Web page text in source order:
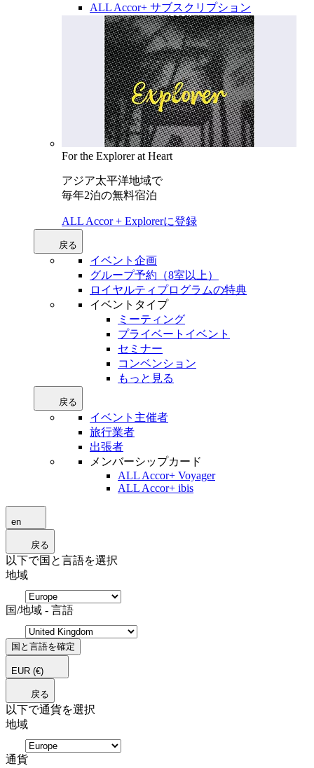
ALL Accor+ サブスクリプション
For the Explorer at Heart
アジア太平洋地域で
毎年2泊の無料宿泊
ALL Accor + Explorerに登録
戻る
イベント企画
グループ予約（8室以上）
ロイヤルティプログラムの特典
イベントタイプ
ミーティング
プライベートイベント
セミナー
コンベンション
もっと見る
戻る
イベント主催者
旅行業者
出張者
メンバーシップカード
ALL Accor+ Voyager
ALL Accor+ ibis
en
戻る
以下で国と言語を選択
地域
国/地域 - 言語
国と言語を確定
EUR (€)
戻る
以下で通貨を選択
地域
通貨